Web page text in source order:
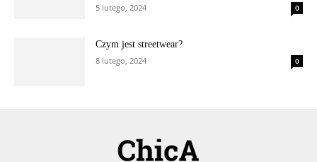
5 lutego, 2024
0
Czym jest streetwear?
8 lutego, 2024
0